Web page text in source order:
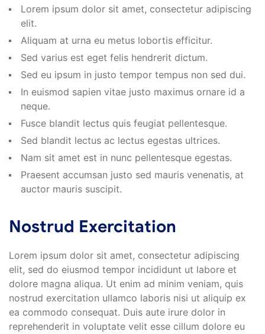
Lorem ipsum dolor sit amet, consectetur adipiscing
elit.
Aliquam at urna eu metus lobortis efficitur.
Sed varius est eget felis hendrerit dictum.
Sed eu ipsum in justo tempor tempus non sed dui.
In euismod sapien vitae justo maximus ornare id a
neque.
Fusce blandit lectus quis feugiat pellentesque.
Sed blandit lectus ac lectus egestas ultrices.
Nam sit amet est in nunc pellentesque egestas.
Praesent accumsan justo sed mauris venenatis, at
auctor mauris suscipit.
Nostrud Exercitation
Lorem ipsum dolor sit amet, consectetur adipiscing
elit, sed do eiusmod tempor incididunt ut labore et
dolore magna aliqua. Ut enim ad minim veniam, quis
nostrud exercitation ullamco laboris nisi ut aliquip ex
ea commodo consequat. Duis aute irure dolor in
reprehenderit in voluptate velit esse cillum dolore eu